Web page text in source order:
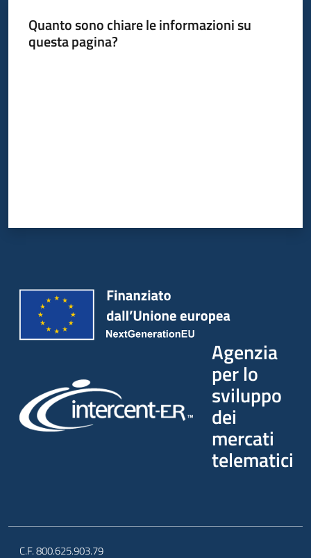
Piattaforme
Quanto sono chiare le informazioni su
questa pagina?
Agenzia
per lo
sviluppo
dei
mercati
telematici
C.F. 800.625.903.79